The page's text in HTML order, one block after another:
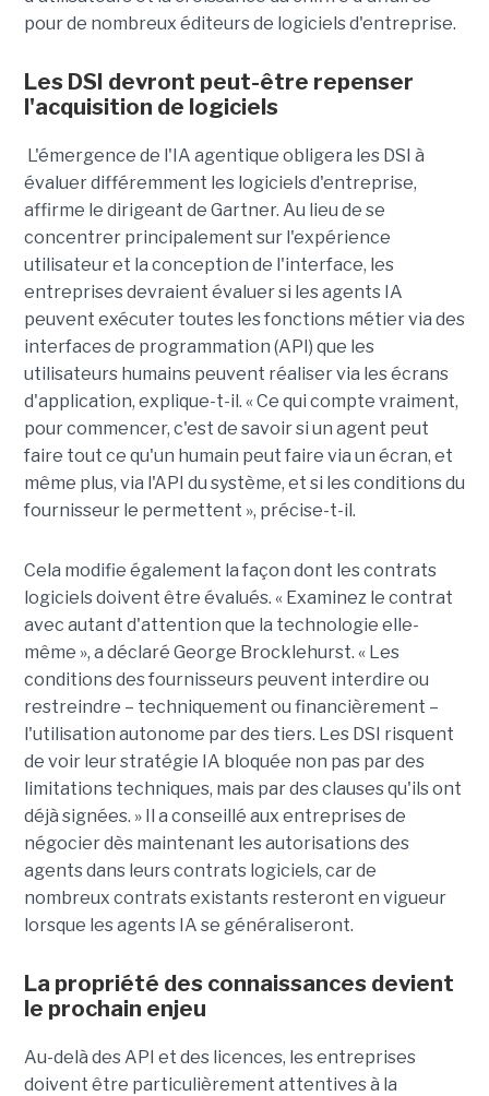
pour de nombreux éditeurs de logiciels d'entreprise.
Les DSI devront peut-être repenser
l'acquisition de logiciels
L'émergence de l'IA agentique obligera les DSI à
évaluer différemment les logiciels d'entreprise,
affirme le dirigeant de Gartner. Au lieu de se
concentrer principalement sur l'expérience
utilisateur et la conception de l'interface, les
entreprises devraient évaluer si les agents IA
peuvent exécuter toutes les fonctions métier via des
interfaces de programmation (API) que les
utilisateurs humains peuvent réaliser via les écrans
d'application, explique-t-il. « Ce qui compte vraiment,
pour commencer, c'est de savoir si un agent peut
faire tout ce qu'un humain peut faire via un écran, et
même plus, via l'API du système, et si les conditions du
fournisseur le permettent », précise-t-il.
Cela modifie également la façon dont les contrats
logiciels doivent être évalués. « Examinez le contrat
avec autant d'attention que la technologie elle-
même », a déclaré George Brocklehurst. « Les
conditions des fournisseurs peuvent interdire ou
restreindre – techniquement ou financièrement – ​​
l'utilisation autonome par des tiers. Les DSI risquent
de voir leur stratégie IA bloquée non pas par des
limitations techniques, mais par des clauses qu'ils ont
déjà signées. » Il a conseillé aux entreprises de
négocier dès maintenant les autorisations des
agents dans leurs contrats logiciels, car de
nombreux contrats existants resteront en vigueur
lorsque les agents IA se généraliseront.
La propriété des connaissances devient
le prochain enjeu
Au-delà des API et des licences, les entreprises
doivent être particulièrement attentives à la